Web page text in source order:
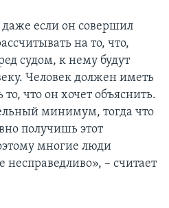
если он совершил
на то, что,
судом, к нему будут
Человек должен иметь
что он хочет объяснить.
минимум, тогда что
получишь этот
многие люди
несправедливо», – считает